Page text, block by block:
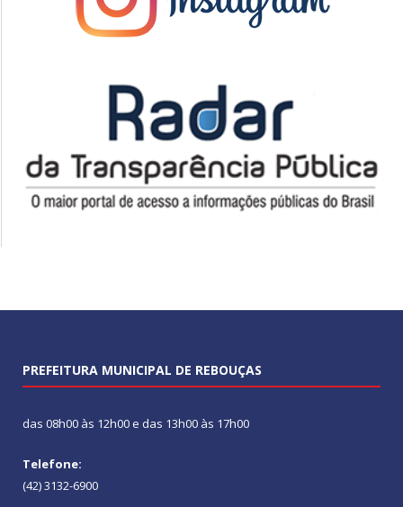
PREFEITURA MUNICIPAL DE REBOUÇAS
das 08h00 às 12h00 e das 13h00 às 17h00
Telefone:
(42) 3132-6900